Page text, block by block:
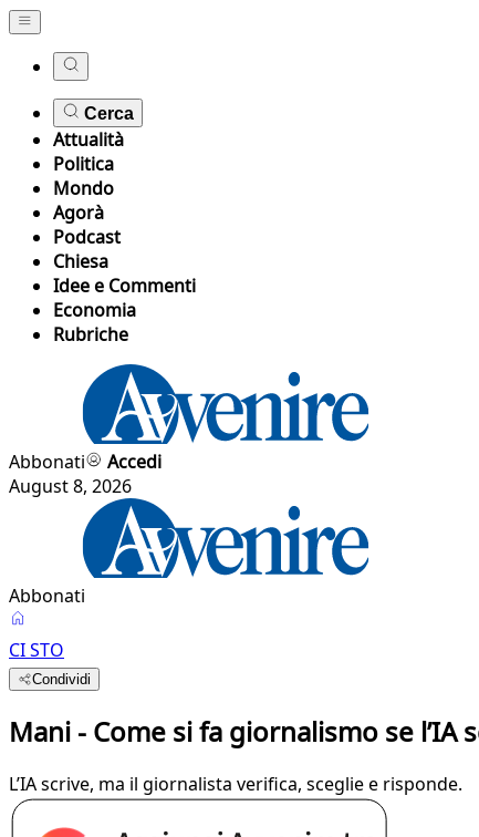
Cerca
Attualità
Politica
Mondo
Agorà
Podcast
Chiesa
Idee e Commenti
Economia
Rubriche
Abbonati
Accedi
August 8, 2026
Abbonati
CI STO
Condividi
Mani - Come si fa giornalismo se l’IA
L’IA scrive, ma il giornalista verifica, sceglie e risponde.